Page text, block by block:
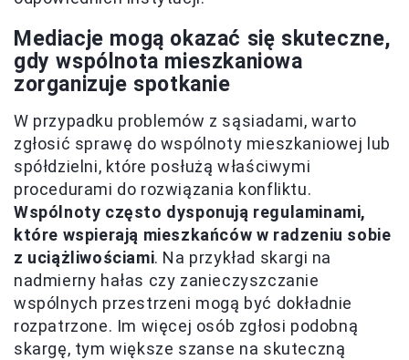
Mediacje mogą okazać się skuteczne,
gdy wspólnota mieszkaniowa
zorganizuje spotkanie
W przypadku problemów z sąsiadami, warto
zgłosić sprawę do wspólnoty mieszkaniowej lub
spółdzielni, które posłużą właściwymi
procedurami do rozwiązania konfliktu.
Wspólnoty często dysponują regulaminami,
które wspierają mieszkańców w radzeniu sobie
z uciążliwościami. Na przykład skargi na
nadmierny hałas czy zanieczyszczanie
wspólnych przestrzeni mogą być dokładnie
rozpatrzone. Im więcej osób zgłosi podobną
skargę, tym większe szanse na skuteczną